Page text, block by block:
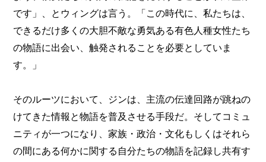
です」、とウィングは言う。「この時代に、私たちは、
できるだけ多くの大胆不敵な勇気ある有色人種女性たち
の物語に出会い、触発されることを必要としていま
す。」
そのルーツにおいて、ジンは、主流の伝達回路が跳ねの
けてきた情報と物語を普及させる手段だ。そしてコミュ
ニティが一つになり、家族・政治・文化もしくはそれら
の間にある何かに関する自分たちの物語を記録し共有す